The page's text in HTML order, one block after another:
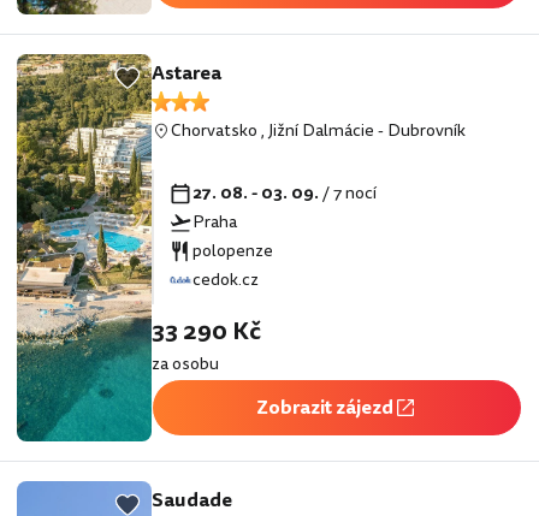
Astarea
Chorvatsko,Jižní Dalmácie-Dubrovník
27. 08. - 03. 09./ 7 nocí
Praha
polopenze
cedok.cz
33 290 Kč
za osobu
Zobrazit zájezd
Saudade